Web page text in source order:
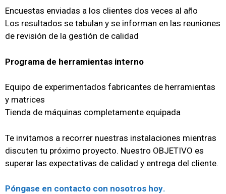
Encuestas enviadas a los clientes dos veces al año
Los resultados se tabulan y se informan en las reuniones
de revisión de la gestión de calidad
Programa de herramientas interno
Equipo de experimentados fabricantes de herramientas
y matrices
Tienda de máquinas completamente equipada
Te invitamos a recorrer nuestras instalaciones mientras
discuten tu próximo proyecto. Nuestro OBJETIVO es
superar las expectativas de calidad y entrega del cliente.
Póngase en contacto con nosotros hoy.